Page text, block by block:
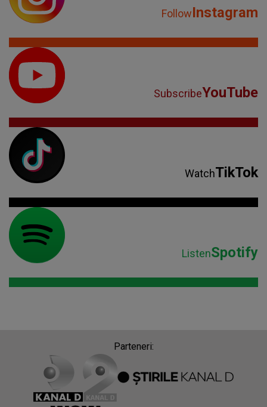
FollowInstagram
SubscribeYouTube
WatchTikTok
ListenSpotify
Parteneri: